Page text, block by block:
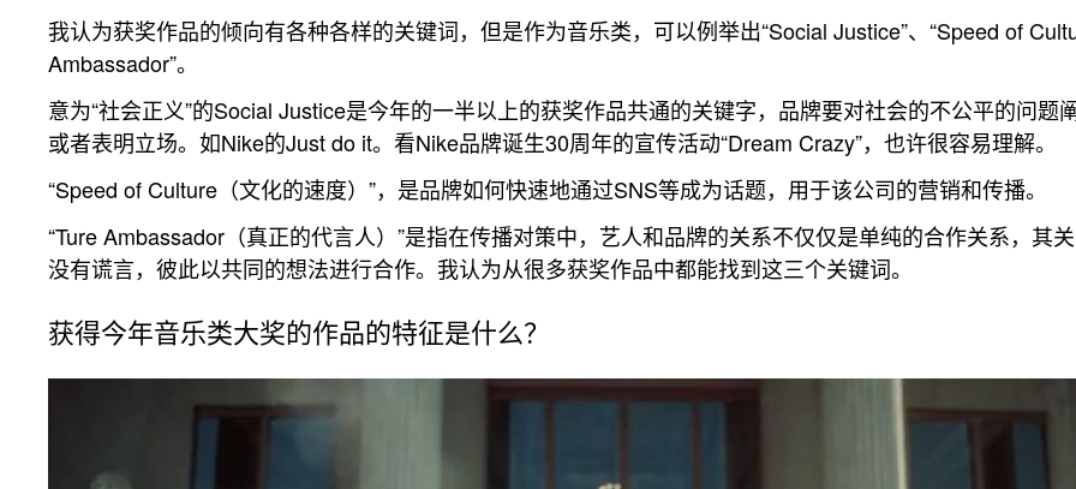
我认为获奖作品的倾向有各种各样的关键词，但是作为音乐类，可以例举出“Social Justice”、“Speed of
Ambassador”。
意为“社会正义”的Social Justice是今年的一半以上的获奖作品共通的关键字，品牌要对社会的不公平的问题
或者表明立场。如Nike的Just do it。看Nike品牌诞生30周年的宣传活动“Dream Crazy”，也许很容易理解。
“Speed of Culture（文化的速度）”，是品牌如何快速地通过SNS等成为话题，用于该公司的营销和传播。
“Ture Ambassador（真正的代言人）”是指在传播对策中，艺人和品牌的关系不仅仅是单纯的合作关系，其
没有谎言，彼此以共同的想法进行合作。我认为从很多获奖作品中都能找到这三个关键词。
获得今年音乐类大奖的作品的特征是什么？